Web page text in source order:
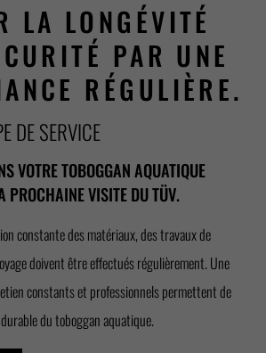
LA LONGÉVITÉ
PAR UNE
RÉGULIÈRE.
DE SERVICE
VOTRE TOBOGGAN AQUATIQUE
PROCHAINE VISITE DU TÜV.
constante des matériaux, des travaux de
doivent être effectués régulièrement. Une
constants et professionnels permettent de
du toboggan aquatique.